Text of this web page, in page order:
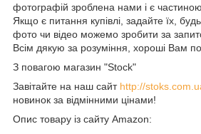
фотографій зроблена нами і є
Якщо є питання купівлі, задайте їх,
фото чи відео можемо зробити за
Всім дякую за розуміння, хороші Вам
З повагою магазин "Stock"
Завітайте на наш сайт http://
новинок за відмінними цінами!
Опис товару із сайту Amazon: